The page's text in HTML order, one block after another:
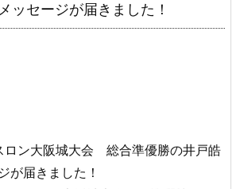
ッセージが届きました！
ロン大阪城大会 総合準優勝の井戸皓
が届きました！